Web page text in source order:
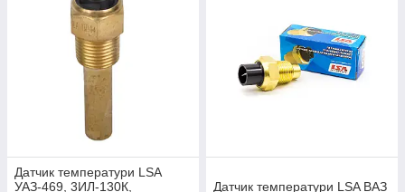
Датчик температури LSA
УАЗ-469, 3ИЛ-130К,
Датчик температури LSA ВАЗ